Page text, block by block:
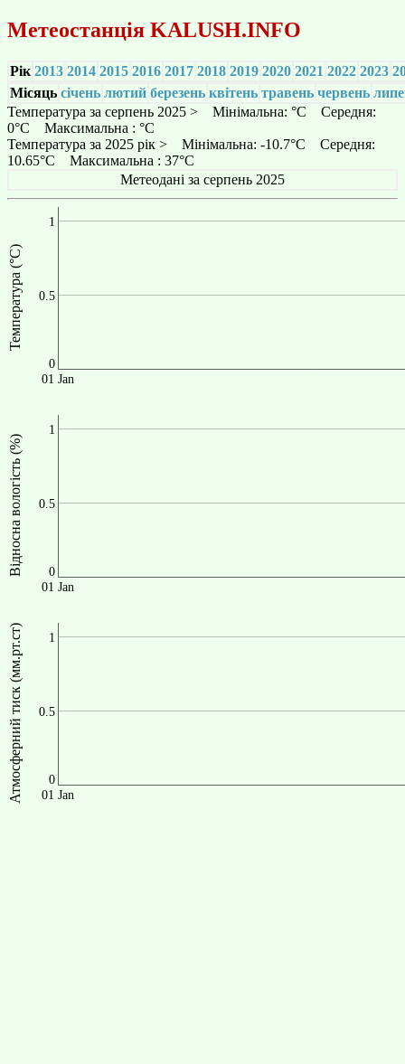
Метеостанція KALUSH.INFO
Рік 2013 2014 2015 2016 2017 2018 2019 2020 2021 2022 2023
Місяць січень лютий березень квітень травень червень
Температура за серпень 2025 > Мінімальна: °C Середня:
0°C Максимальна : °C
Температура за 2025 рік > Мінімальна: -10.7°C Середня:
10.65°C Максимальна : 37°C
Метеодані за серпень 2025
Температура (°C)
0
0.5
1
01 Jan
Відносна вологість (%) 0
0.5
1
01 Jan
Атмосферний тиск (мм.рт.ст) 0
0.5
1
01 Jan